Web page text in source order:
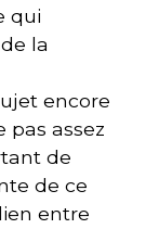
qui
la
encore
assez
de
de ce
entre